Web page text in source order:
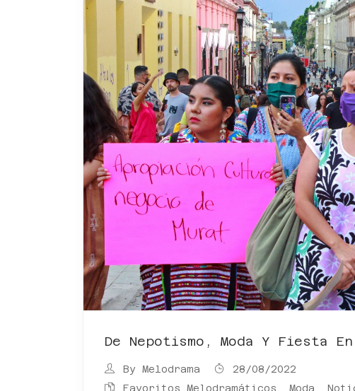
De Nepotismo, Moda Y Fiesta En
By Melodrama
28/08/2022
Favoritos Melodramáticos
Moda